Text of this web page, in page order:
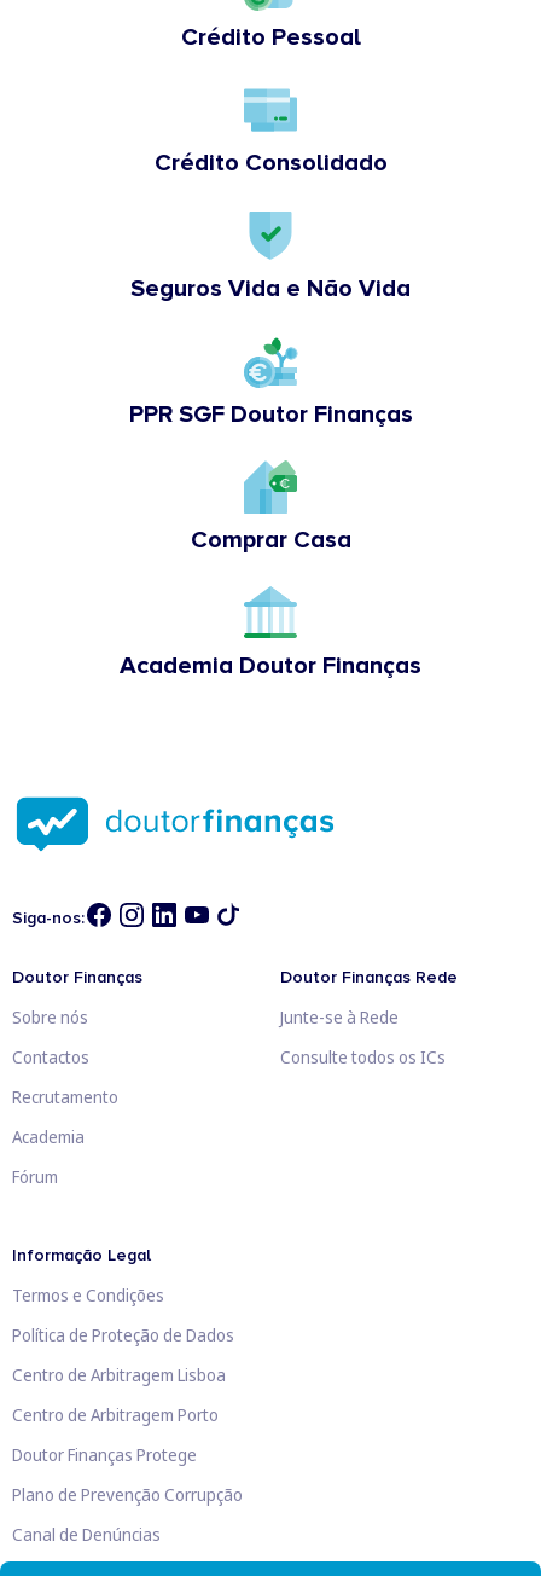
Crédito Pessoal
Crédito Consolidado
Seguros Vida e Não Vida
PPR SGF Doutor Finanças
Comprar Casa
Academia Doutor Finanças
Siga-nos:
Doutor Finanças
Sobre nós
Contactos
Recrutamento
Academia
Fórum
Doutor Finanças Rede
Junte-se à Rede
Consulte todos os ICs
Informação Legal
Termos e Condições
Política de Proteção de Dados
Centro de Arbitragem Lisboa
Centro de Arbitragem Porto
Doutor Finanças Protege
Plano de Prevenção Corrupção
Canal de Denúncias